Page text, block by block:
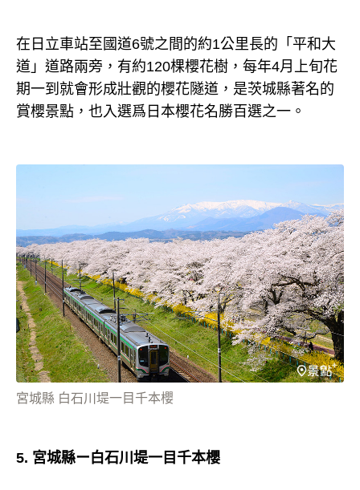
在日立車站至國道6號之間的約1公里長的「平和大
道」道路兩旁，有約120棵櫻花樹，每年4月上旬花
期一到就會形成壯觀的櫻花隧道，是茨城縣著名的
賞櫻景點，也入選爲日本櫻花名勝百選之一。
宮城縣 白石川堤一目千本櫻
5. 宮城縣ー白石川堤一目千本櫻